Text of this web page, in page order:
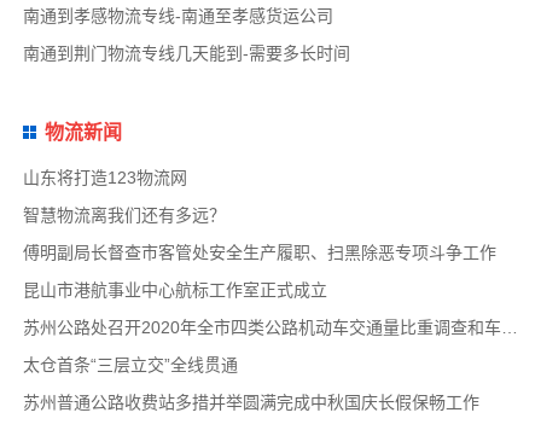
南通到孝感物流专线-南通至孝感货运公司
南通到荆门物流专线几天能到-需要多长时间
物流新闻
山东将打造123物流网
智慧物流离我们还有多远？
傅明副局长督查市客管处安全生产履职、扫黑除恶专项斗争工作
昆山市港航事业中心航标工作室正式成立
苏州公路处召开2020年全市四类公路机动车交通量比重调查和车速调查布置会
太仓首条“三层立交”全线贯通
苏州普通公路收费站多措并举圆满完成中秋国庆长假保畅工作